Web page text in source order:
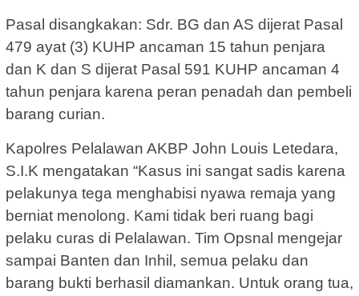
Pasal disangkakan: Sdr. BG dan AS dijerat Pasal
479 ayat (3) KUHP ancaman 15 tahun penjara
dan K dan S dijerat Pasal 591 KUHP ancaman 4
tahun penjara karena peran penadah dan pembeli
barang curian.
Kapolres Pelalawan AKBP John Louis Letedara,
S.I.K mengatakan “Kasus ini sangat sadis karena
pelakunya tega menghabisi nyawa remaja yang
berniat menolong. Kami tidak beri ruang bagi
pelaku curas di Pelalawan. Tim Opsnal mengejar
sampai Banten dan Inhil, semua pelaku dan
barang bukti berhasil diamankan. Untuk orang tua,